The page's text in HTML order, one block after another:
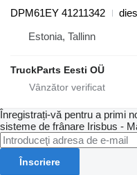
DPM61EY 41211342
Estonia, Tallinn
TruckParts Eesti OÜ
Înregistrați-vă pentru a primi
sisteme de frânare Irisbus -
Înscriere